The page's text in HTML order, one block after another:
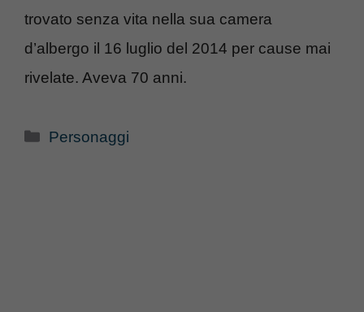
trovato senza vita nella sua camera
d’albergo il 16 luglio del 2014 per cause mai
rivelate. Aveva 70 anni.
Categorie
Personaggi